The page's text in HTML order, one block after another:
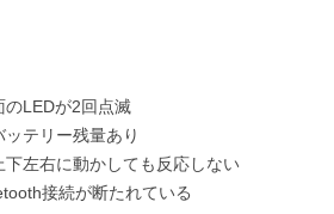
LEDが2回点滅
テリー残量あり
左右に動かしても反応しない
接続が断たれている